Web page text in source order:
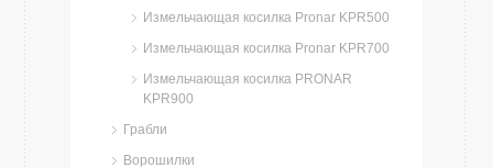
Измельчающая косилка Pronar KPR500
Измельчающая косилка Pronar KPR700
Измельчающая косилка PRONAR
KPR900
Грабли
Ворошилки